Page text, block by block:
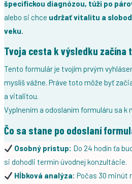
špecifickou diagnózou, túži po
alebo si chce udržať vitalitu a
veku.
Tvoja cesta k výsledku začína
Tento formulár je tvojím prvým
myslíš vážne. Práve toto môže byť
a vitalitou.
Vyplnením a odoslaním formuláru sa k
Čo sa stane po odoslaní
Osobný prístup: Do 24 hodín ťa
si dohodli termín úvodnej konzultácie.
Hĺbková analýza: Počas 30 minút